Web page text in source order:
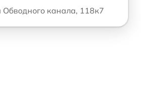
канала, 118к7